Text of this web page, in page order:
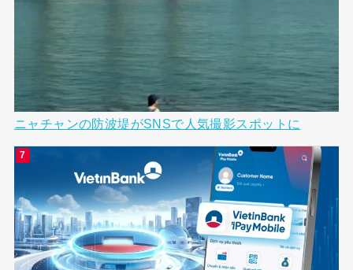
ニャチャンの防波堤がSNSで人気撮影スポットに